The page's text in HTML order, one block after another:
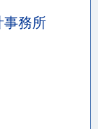
資制度につ
事務所